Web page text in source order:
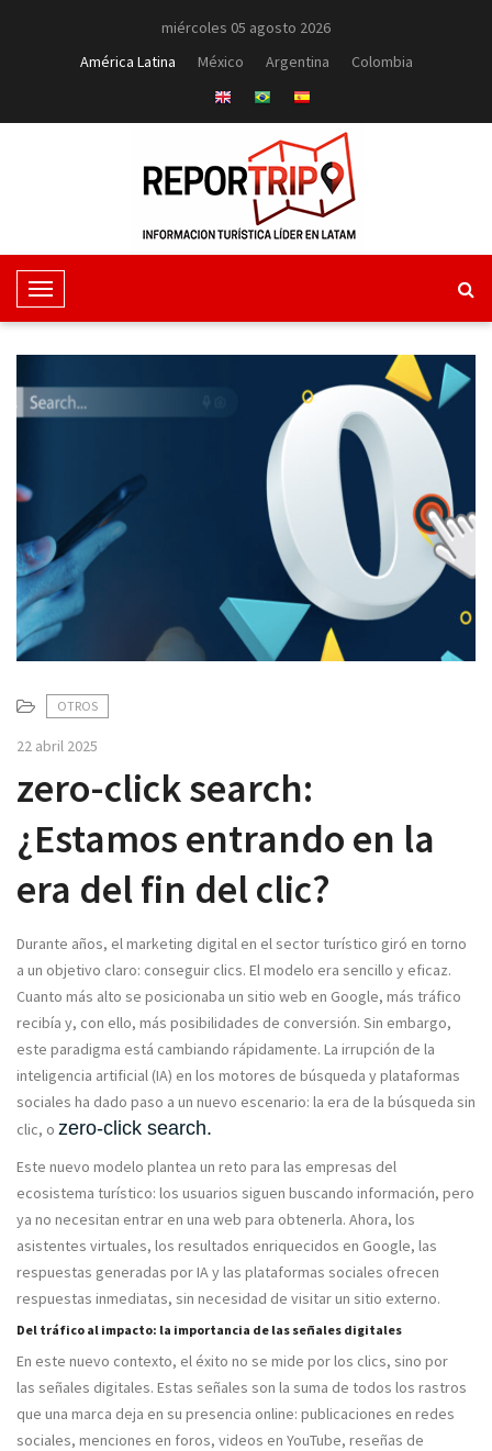
miércoles 05 agosto 2026
América Latina
México Argentina Colombia
T
o
l
g
a
t
i
o
OTROS
22 abril 2025
zero-click search:
¿Estamos entrando en la
era del fin del clic?
Durante años, el marketing digital en el sector turístico giró en torno
a un objetivo claro: conseguir clics. El modelo era sencillo y eficaz.
Cuanto más alto se posicionaba un sitio web en Google, más tráfico
recibía y, con ello, más posibilidades de conversión. Sin embargo,
este paradigma está cambiando rápidamente. La irrupción de la
inteligencia artificial (IA) en los motores de búsqueda y plataformas
sociales ha dado paso a un nuevo escenario: la era de la búsqueda sin
clic, o zero-click search.
Este nuevo modelo plantea un reto para las empresas del
ecosistema turístico: los usuarios siguen buscando información, pero
ya no necesitan entrar en una web para obtenerla. Ahora, los
asistentes virtuales, los resultados enriquecidos en Google, las
respuestas generadas por IA y las plataformas sociales ofrecen
respuestas inmediatas, sin necesidad de visitar un sitio externo.
Del tráfico al impacto: la importancia de las señales digitales
En este nuevo contexto, el éxito no se mide por los clics, sino por
las señales digitales. Estas señales son la suma de todos los rastros
que una marca deja en su presencia online: publicaciones en redes
sociales, menciones en foros, videos en YouTube, reseñas de